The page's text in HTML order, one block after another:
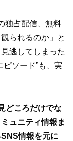
独占配信、無料
られるのか」と
逃してしまった
ピソード”も、実
どころだけでな
ュニティ情報ま
情報を元に